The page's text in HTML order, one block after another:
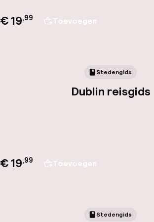
€ 19,99 Toevoegen
Stedengids
Dublin reisgids
€ 19,99 Toevoegen
Stedengids